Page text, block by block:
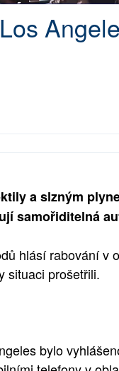
a slzným
samořiditelná
hlásí rabování v
situaci prošetřili.
bylo